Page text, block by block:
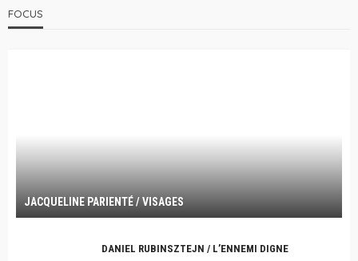
FOCUS
JACQUELINE PARIENTÉ / VISAGES
DANIEL RUBINSZTEJN / L’ENNEMI DIGNE